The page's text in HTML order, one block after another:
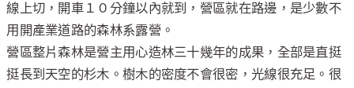
線上切，開車１０分鐘以內就到，營區就在路邊，是少數不
用開產業道路的森林系露營。
營區整片森林是營主用心造林三十幾年的成果，全部是直挺
挺長到天空的杉木。樹木的密度不會很密，光線很充足。很